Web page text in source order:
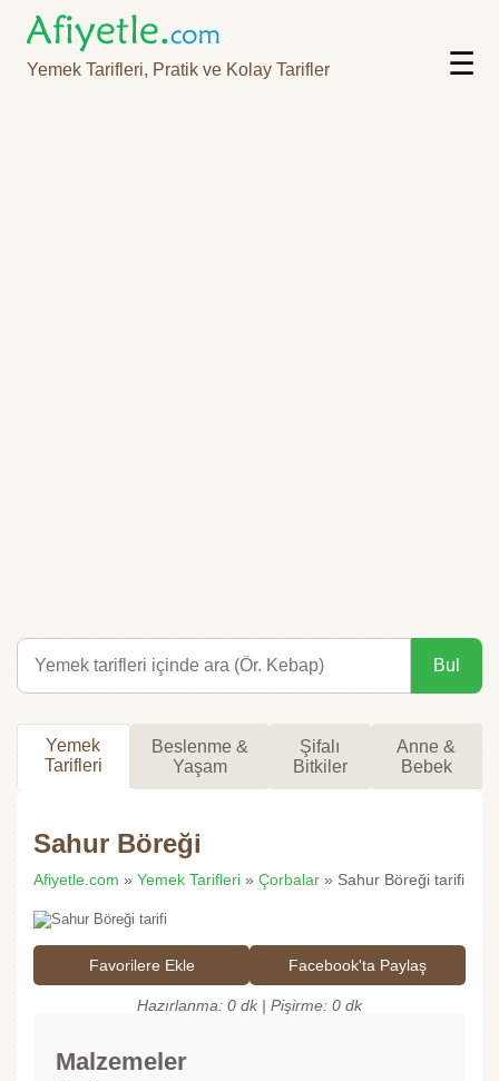
Yemek Tarifleri, Pratik ve Kolay Tarifler ☰
Bul
Yemek
Tarifleri
Beslenme &
Yaşam
Şifalı
Bitkiler
Anne &
Bebek
Sahur Böreği
Afiyetle.com » Yemek Tarifleri » Çorbalar » Sahur Böreği tarifi
Favorilere Ekle Facebook'ta Paylaş
Hazırlanma: 0 dk | Pişirme: 0 dk
Malzemeler